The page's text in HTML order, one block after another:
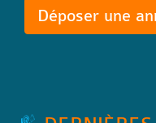
Déposer une